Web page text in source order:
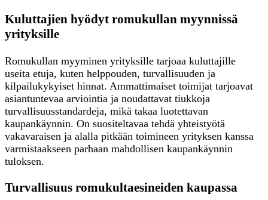
Kuluttajien hyödyt romukullan myynnissä
yrityksille
Romukullan myyminen yrityksille tarjoaa kuluttajille
useita etuja, kuten helppouden, turvallisuuden ja
kilpailukykyiset hinnat. Ammattimaiset toimijat tarjoavat
asiantuntevaa arviointia ja noudattavat tiukkoja
turvallisuusstandardeja, mikä takaa luotettavan
kaupankäynnin. On suositeltavaa tehdä yhteistyötä
vakavaraisen ja alalla pitkään toimineen yrityksen kanssa
varmistaakseen parhaan mahdollisen kaupankäynnin
tuloksen.
Turvallisuus romukultaesineiden kaupassa